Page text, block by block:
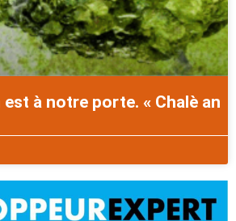
est à notre porte. « Chalè an